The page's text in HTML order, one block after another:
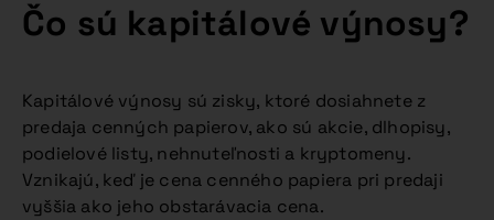
Čo sú kapitálové výnosy?
Kapitálové výnosy sú zisky, ktoré dosiahnete z
predaja cenných papierov, ako sú akcie, dlhopisy,
podielové listy, nehnuteľnosti a kryptomeny.
Vznikajú, keď je cena cenného papiera pri predaji
vyššia ako jeho obstarávacia cena.